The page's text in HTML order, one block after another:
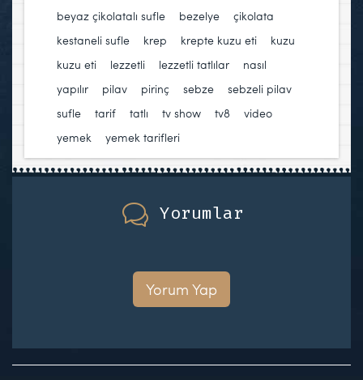
beyaz çikolatalı sufle
bezelye çikolata
kestaneli sufle
krep krepte kuzu eti kuzu
kuzu eti
lezzetli lezzetli tatlılar
nasıl
yapılır
pilav pirinç sebze sebzeli pilav
sufle
tarif tatlı tv show tv8 video
yemek
yemek tarifleri
Yorumlar
Yorum Yap